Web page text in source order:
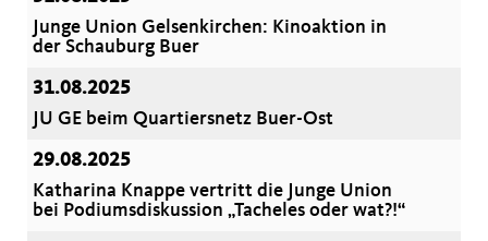
Junge Union Gelsenkirchen: Kinoaktion in
der Schauburg Buer
31.08.2025
JU GE beim Quartiersnetz Buer-Ost
29.08.2025
Katharina Knappe vertritt die Junge Union
bei Podiumsdiskussion „Tacheles oder wat?!“